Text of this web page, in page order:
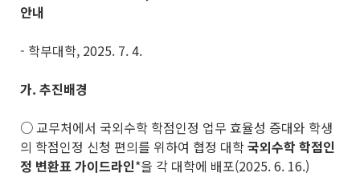
안내
- 학부대학, 2025. 7. 4.
가. 추진배경
○교무처에서 국외수학 학점인정 업무 효율성 증대와 학생
의 학점인정 신청 편의를 위하여 협정 대학국외수학 학점인
정 변환표 가이드라인*을 각 대학에 배포(2025. 6. 16.)